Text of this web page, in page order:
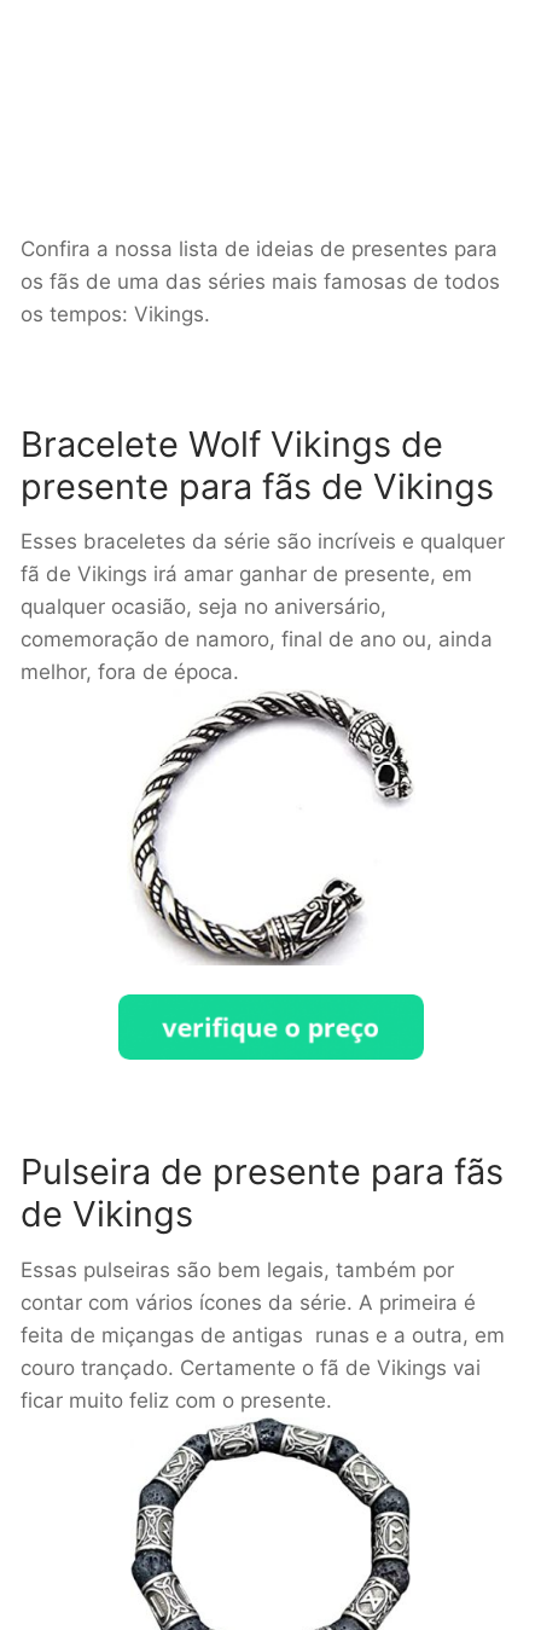
Confira a nossa lista de ideias de presentes para
os fãs de uma das séries mais famosas de todos
os tempos: Vikings.
Bracelete Wolf Vikings de
presente para fãs de Vikings
Esses braceletes da série são incríveis e qualquer
fã de Vikings irá amar ganhar de presente, em
qualquer ocasião, seja no aniversário,
comemoração de namoro, final de ano ou, ainda
melhor, fora de época.
Pulseira de presente para fãs
de Vikings
Essas pulseiras são bem legais, também por
contar com vários ícones da série. A primeira é
feita de miçangas de antigas runas e a outra, em
couro trançado. Certamente o fã de Vikings vai
ficar muito feliz com o presente.